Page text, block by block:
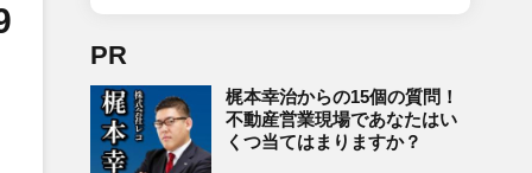
PR
梶本幸治からの15個の質問！
不動産営業現場であなたはい
くつ当てはまりますか？